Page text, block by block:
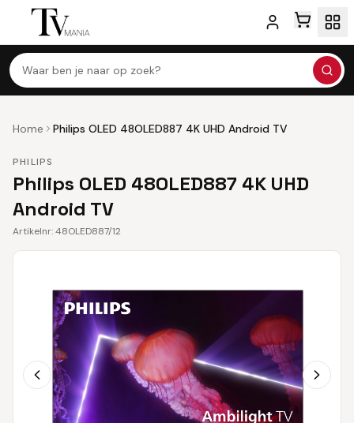
Waar ben je naar op zoek?
Home Philips OLED 48OLED887 4K UHD Android TV
PHILIPS
Philips OLED 48OLED887 4K UHD
Android TV
Artikelnr:48OLED887/12